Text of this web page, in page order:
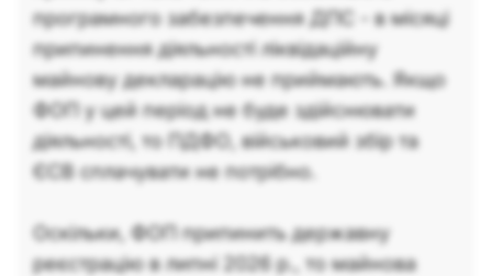
програмного забезпечення ДПС - в місяці
припинення діяльності ліквідаційну
майнову декларацію не приймають. Якщо
ФОП у цей період не буде здійснювати
діяльності, то ПДФО, військовий збір та
ЄСВ сплачувати не потрібно.
Оскільки, ФОП припинить державну
реєстрацію в липні 2026 р., то майнова